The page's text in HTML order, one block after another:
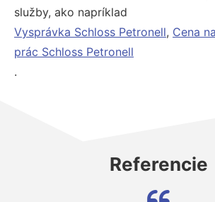
služby, ako napríklad
Vysprávka Schloss Petronell, Cena
prác Schloss Petronell
.
Referencie